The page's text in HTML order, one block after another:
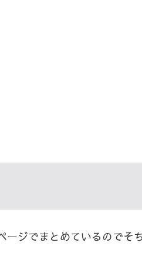
ージでまとめているのでそ